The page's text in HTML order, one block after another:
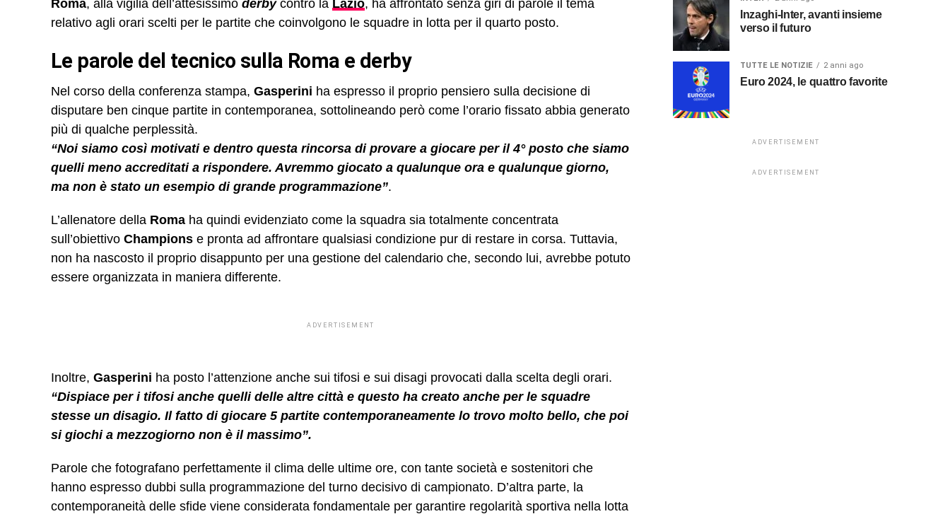
Roma, alla vigilia dell’attesissimo derbycontro la Lazio, ha affrontato senza giri di parole il tema
relativo agli orari scelti per le partite che coinvolgono le squadre in lotta per il quarto posto.
Le parole del tecnico sulla Roma e derby
Nel corso della conferenza stampa, Gasperini ha espresso il proprio pensiero sulla decisione di
disputare ben cinque partite in contemporanea, sottolineando però come l’orario fissato abbia generato
più di qualche perplessità.
“Noi siamo così motivati e dentro questa rincorsa di provare a giocare per il 4° posto che siamo
quelli meno accreditati a rispondere. Avremmo giocato a qualunque ora e qualunque giorno,
ma non è stato un esempio di grande programmazione”.
L’allenatore della Roma ha quindi evidenziato come la squadra sia totalmente concentrata
sull’obiettivo Champions e pronta ad affrontare qualsiasi condizione pur di restare in corsa. Tuttavia,
non ha nascosto il proprio disappunto per una gestione del calendario che, secondo lui, avrebbe potuto
essere organizzata in maniera differente.
ADVERTISEMENT
Inoltre, Gasperini ha posto l’attenzione anche sui tifosi e sui disagi provocati dalla scelta degli orari.
“Dispiace per i tifosi anche quelli delle altre città e questo ha creato anche per le squadre
stesse un disagio. Il fatto di giocare 5 partite contemporaneamente lo trovo molto bello, che poi
si giochi a mezzogiorno non è il massimo”.
Parole che fotografano perfettamente il clima delle ultime ore, con tante società e sostenitori che
hanno espresso dubbi sulla programmazione del turno decisivo di campionato. D’altra parte, la
contemporaneità delle sfide viene considerata fondamentale per garantire regolarità sportiva nella lotta
Inzaghi-Inter, avanti insieme
verso il futuro
TUTTE LE NOTIZIE 2 anni ago
Euro 2024, le quattro favorite
ADVERTISEMENT
ADVERTISEMENT